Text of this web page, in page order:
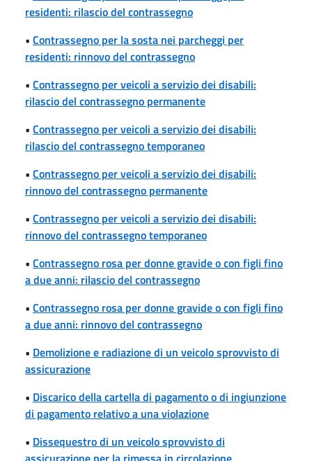
residenti: rilascio del contrassegno
• Contrassegno per la sosta nei parcheggi per
residenti: rinnovo del contrassegno
• Contrassegno per veicoli a servizio dei disabili:
rilascio del contrassegno permanente
• Contrassegno per veicoli a servizio dei disabili:
rilascio del contrassegno temporaneo
• Contrassegno per veicoli a servizio dei disabili:
rinnovo del contrassegno permanente
• Contrassegno per veicoli a servizio dei disabili:
rinnovo del contrassegno temporaneo
• Contrassegno rosa per donne gravide o con figli fino
a due anni: rilascio del contrassegno
• Contrassegno rosa per donne gravide o con figli fino
a due anni: rinnovo del contrassegno
• Demolizione e radiazione di un veicolo sprovvisto di
assicurazione
• Discarico della cartella di pagamento o di ingiunzione
di pagamento relativo a una violazione
• Dissequestro di un veicolo sprovvisto di